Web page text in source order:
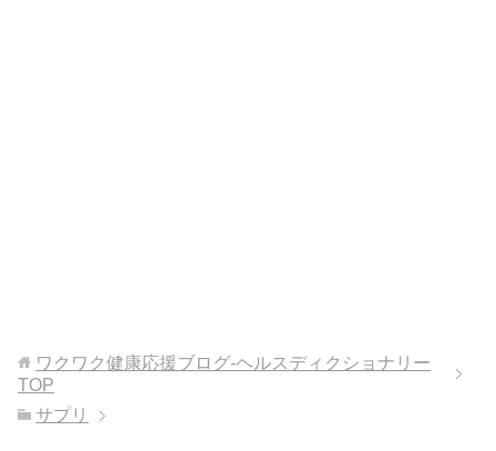
ワクワク健康応援ブログ-ヘルスディクショナリー
TOP
サプリ